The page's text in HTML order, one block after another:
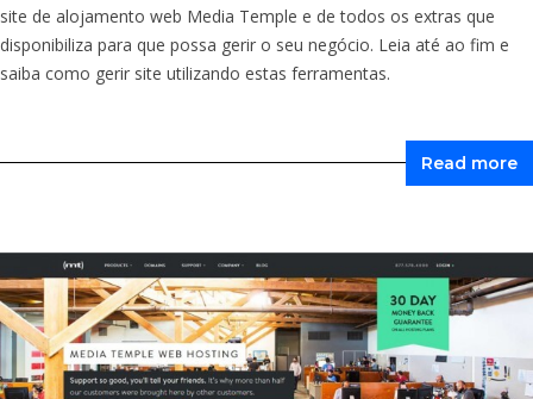
site de alojamento web Media Temple e de todos os extras que
disponibiliza para que possa gerir o seu negócio. Leia até ao fim e
saiba como gerir site utilizando estas ferramentas.
Read more